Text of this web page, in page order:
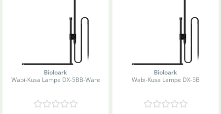
Bioloark
Wabi-Kusa Lampe DX-5BB-Ware
Bioloark
Wabi-Kusa Lampe DX-5B